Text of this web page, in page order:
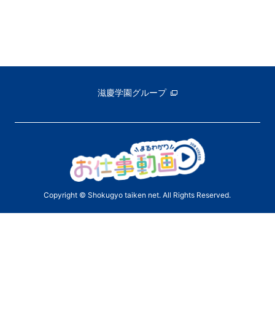
滋慶学園グループ
Copyright © Shokugyo taiken net. All Rights Reserved.